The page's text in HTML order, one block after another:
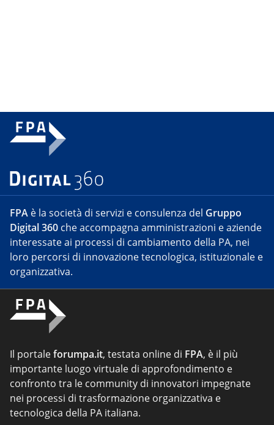
FPA è la società di servizi e consulenza del Gruppo
Digital 360 che accompagna amministrazioni e aziende
interessate ai processi di cambiamento della PA, nei
loro percorsi di innovazione tecnologica, istituzionale e
organizzativa.
Il portaleforumpa.it, testata online di FPA, è il più
importante luogo virtuale di approfondimento e
confronto tra le community di innovatori impegnate
nei processi di trasformazione organizzativa e
tecnologica della PA italiana.